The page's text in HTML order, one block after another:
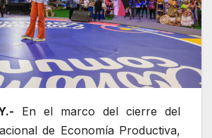
En el marco del cierre del
de Economía Productiva,